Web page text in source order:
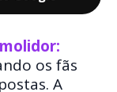
os fãs
A